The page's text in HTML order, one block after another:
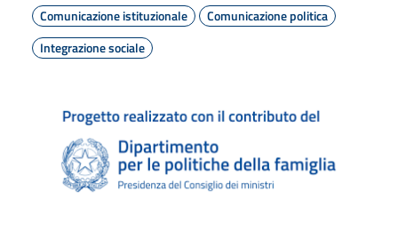
Comunicazione istituzionale
Comunicazione politica
Integrazione sociale